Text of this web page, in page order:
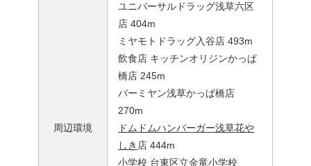
周辺環境
ユニバーサルドラッグ浅草六区
店 404m
ミヤモトドラッグ入谷店 493m
飲食店 キッチンオリジンかっぱ
橋店 245m
バーミヤン浅草かっぱ橋店
270m
ドムドムハンバーガー浅草花や
しき 店 444m
小学校 台東区立金竜小学校